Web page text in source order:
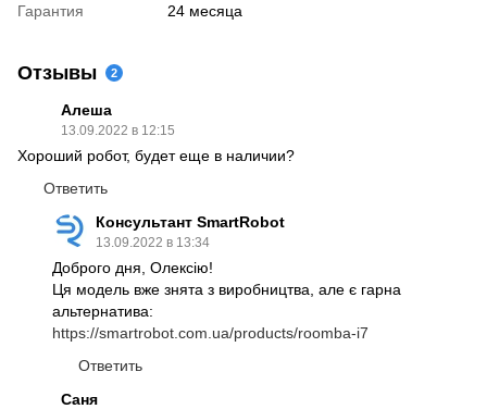
Гарантия
24 месяца
Отзывы 2
Алеша
13.09.2022 в 12:15
Хороший робот, будет еще в наличии?
Ответить
Консультант SmartRobot
13.09.2022 в 13:34
Доброго дня, Олексію!
Ця модель вже знята з виробництва, але є гарна
альтернатива:
https://smartrobot.com.ua/products/roomba-i7
Ответить
Саня